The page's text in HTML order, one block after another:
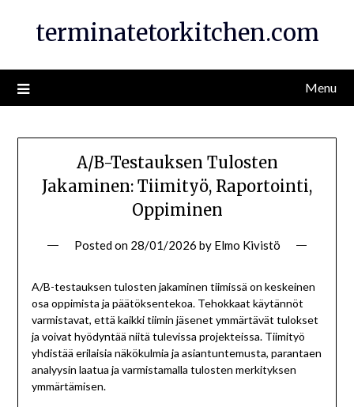
terminatetorkitchen.com
Menu
A/B-Testauksen Tulosten
Jakaminen: Tiimityö, Raportointi,
Oppiminen
Posted on 28/01/2026 by Elmo Kivistö
A/B-testauksen tulosten jakaminen tiimissä on keskeinen
osa oppimista ja päätöksentekoa. Tehokkaat käytännöt
varmistavat, että kaikki tiimin jäsenet ymmärtävät tulokset
ja voivat hyödyntää niitä tulevissa projekteissa. Tiimityö
yhdistää erilaisia näkökulmia ja asiantuntemusta, parantaen
analyysin laatua ja varmistamalla tulosten merkityksen
ymmärtämisen.